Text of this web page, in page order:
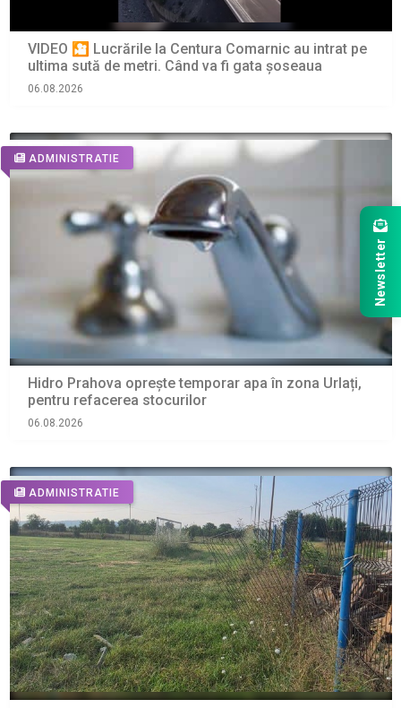
VIDEO 🎦 Lucrările la Centura Comarnic au intrat pe
ultima sută de metri. Când va fi gata șoseaua
06.08.2026
ADMINISTRATIE
Hidro Prahova oprește temporar apa în zona Urlați,
pentru refacerea stocurilor
06.08.2026
ADMINISTRATIE
Newsletter